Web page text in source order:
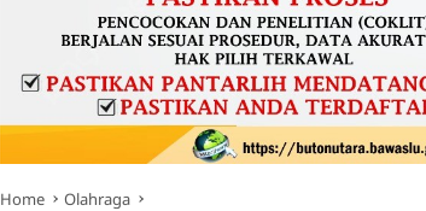
Home Olahraga